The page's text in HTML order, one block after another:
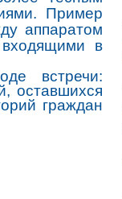
Пример
аппаратом
в
встречи:
оставшихся
граждан